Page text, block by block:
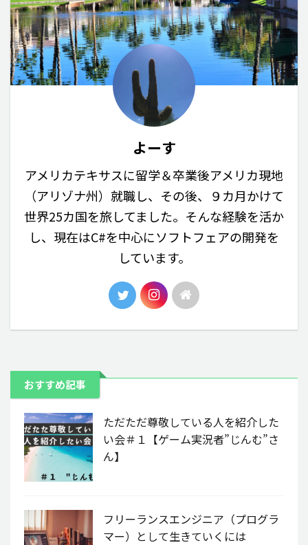
よーす
アメリカテキサスに留学＆卒業後アメリカ現地
（アリゾナ州）就職し、その後、９カ月かけて
世界25カ国を旅してました。そんな経験を活か
し、現在はC#を中心にソフトフェアの開発を
しています。
おすすめ記事
ただただ尊敬している人を紹介した
い会＃１【ゲーム実況者”じんむ”さ
ん】
フリーランスエンジニア（プログラ
マー）として生きていくには